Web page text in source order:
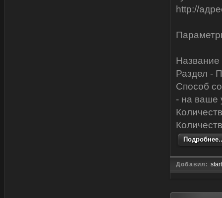
http://
Раздел -
Способ
- на ваше
Добавил: